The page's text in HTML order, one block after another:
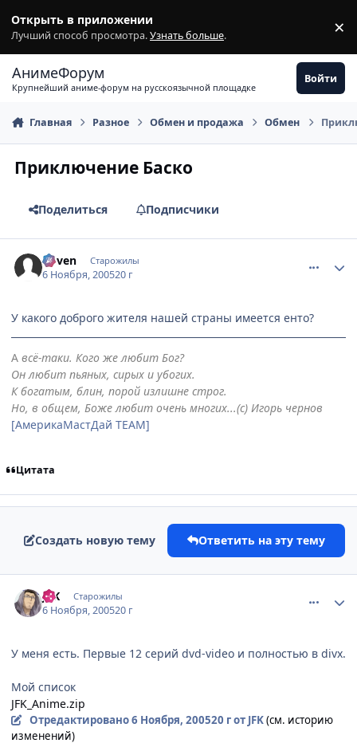
Открыть в приложении
Лучший способ просмотра.Узнать больше. ×
АнимеФорум
Крупнейший аниме-форум на русскоязычной площадке
Войти
Главная Разное Обмен и продажа Обмен
Приключение Баско
Поделиться Подписчики
Coven Старожилы
6 Ноября, 200520 г
У какого доброго жителя нашей страны имеется енто?
А всё-таки. Кого же любит Бог?
Он любит пьяных, сирых и убогих.
К богатым, блин, порой излишне строг.
Но, в общем, Боже любит очень многих...(с) Игорь чернов
[АмерикаМастДай TEAM]
Цитата
Создать новую тему Ответить на эту тему
JFK Старожилы
6 Ноября, 200520 г
У меня есть. Первые 12 серий dvd-video и полностью в divx.
Мой список
JFK_Anime.zip
Отредактировано6 Ноября, 200520 гот JFK(см. историю
изменений)